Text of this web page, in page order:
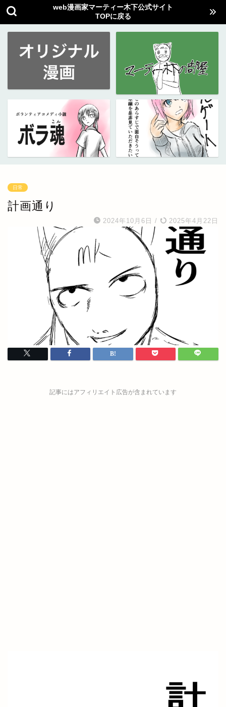
web漫画家マーティー木下公式サイト
TOPに戻る
日常
計画通り
2024年10月6日 / 2025年4月22日
記事にはアフィリエイト広告が含まれています